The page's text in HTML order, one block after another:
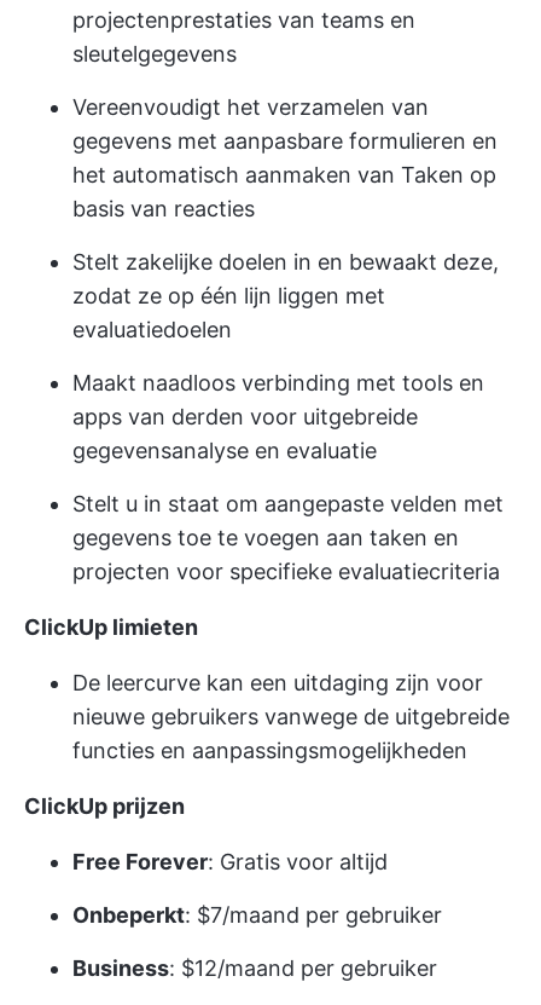
projectenprestaties van teams en
sleutelgegevens
Vereenvoudigt het verzamelen van
gegevens met aanpasbare formulieren en
het automatisch aanmaken van Taken op
basis van reacties
Stelt zakelijke doelen in en bewaakt deze,
zodat ze op één lijn liggen met
evaluatiedoelen
Maakt naadloos verbinding met tools en
apps van derden voor uitgebreide
gegevensanalyse en evaluatie
Stelt u in staat om aangepaste velden met
gegevens toe te voegen aan taken en
projecten voor specifieke evaluatiecriteria
ClickUp limieten
De leercurve kan een uitdaging zijn voor
nieuwe gebruikers vanwege de uitgebreide
functies en aanpassingsmogelijkheden
ClickUp prijzen
Free Forever: Gratis voor altijd
Onbeperkt: $7/maand per gebruiker
Business: $12/maand per gebruiker